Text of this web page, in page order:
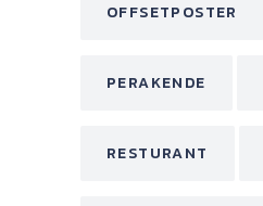
OFFSETPOSTER
PERAKENDE
RESTURANT